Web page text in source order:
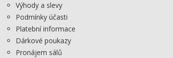
Výhody a slevy
Podmínky účasti
Platební informace
Dárkové poukazy
Pronájem sálů